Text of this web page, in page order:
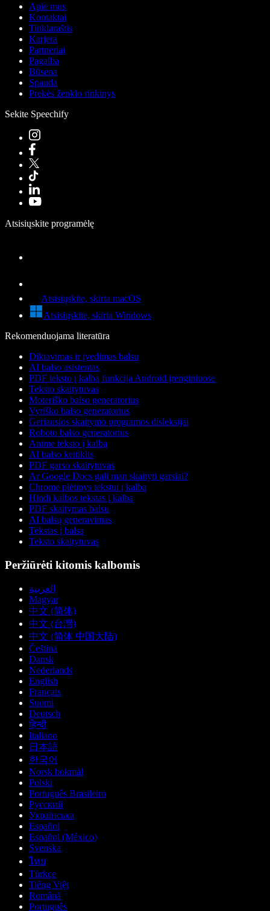
Apie mus
Kontaktai
Tinklaraštis
Karjera
Partneriai
Pagalba
Būsena
Spauda
Prekės ženklo rinkinys
Sekite Speechify
Atsisiųskite programėlę
Atsisiųskite, skirta macOS
Atsisiųskite, skirta Windows
Rekomenduojama literatūra
Diktavimas ir įvedimas balsu
AI balso asistentas
PDF teksto į kalbą funkcija Android įrenginiuose
Teksto skaitytuvas
Moteriško balso generatorius
Vyriško balso generatorius
Geriausios skaitymo programos disleksijai
Roboto balso generatorius
Anime teksto į kalbą
AI balso keitiklis
PDF garso skaitytuvas
Ar Google Docs gali man skaityti garsiai?
Chrome plėtinys tekstui į kalbą
Hindi kalbos tekstas į kalbą
PDF skaitymas balsu
AI balsų generavimas
Tekstas į balsą
Teksto skaitytuvas
Peržiūrėti kitomis kalbomis
العربية
Magyar
中文 (简体)
中文 (台灣)
中文 (简体 中国大陆)
Čeština
Dansk
Nederlands
English
Français
Suomi
Deutsch
हिन्दी
Italiano
日本語
한국어
Norsk bokmål
Polski
Português Brasileiro
Русский
Українська
Español
Español (México)
Svenska
ไทย
Türkçe
Tiếng Việt
Română
Português